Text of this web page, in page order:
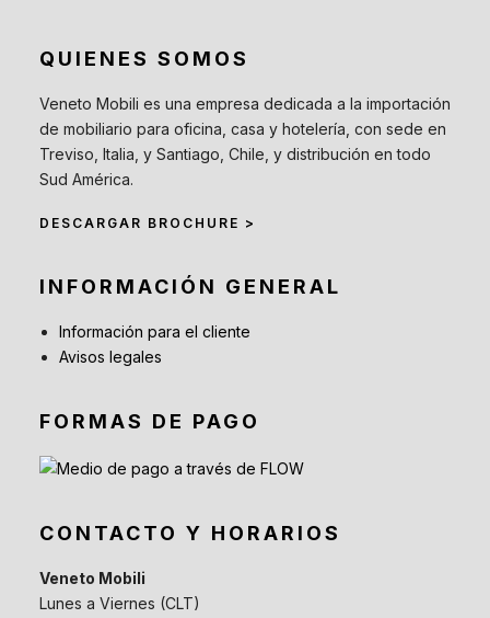
QUIENES SOMOS
Veneto Mobili es una empresa dedicada a la importación
de mobiliario para oficina, casa y hotelería, con sede en
Treviso, Italia, y Santiago, Chile, y distribución en todo
Sud América.
DESCARGAR BROCHURE >
INFORMACIÓN GENERAL
Información para el cliente
Avisos legales
FORMAS DE PAGO
CONTACTO Y HORARIOS
Veneto Mobili
Lunes a Viernes (CLT)